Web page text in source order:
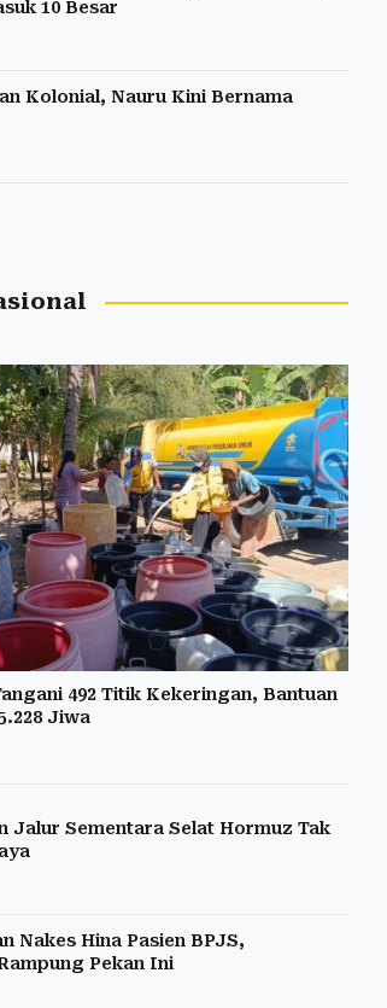
10 Besar
Kolonial, Nauru Kini Bernama
492 Titik Kekeringan, Bantuan
Jiwa
Jalur Sementara Selat Hormuz Tak
Nakes Hina Pasien BPJS,
Pekan Ini